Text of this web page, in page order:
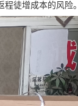
徒增成本的风险。